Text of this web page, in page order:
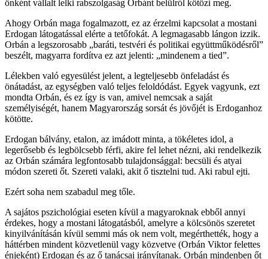
önként vállalt lelki rabszolgaság Orbánt belülről kötözi meg.
Ahogy Orbán maga fogalmazott, ez az érzelmi kapcsolat a mostani
Erdogan látogatással elérte a tetőfokát. A legmagasabb lángon izzik.
Orbán a legszorosabb „baráti, testvéri és politikai együttműködésről”
beszélt, magyarra fordítva ez azt jelenti: „mindenem a tied”.
Lélekben való egyesülést jelent, a legteljesebb önfeladást és
önátadást, az egységben való teljes feloldódást. Egyek vagyunk, ezt
mondta Orbán, és ez így is van, amivel nemcsak a saját
személyiségét, hanem Magyarország sorsát és jövőjét is Erdoganhoz
kötötte.
Erdogan bálvány, etalon, az imádott minta, a tökéletes idol, a
legerősebb és legbölcsebb férfi, akire fel lehet nézni, aki rendelkezik
az Orbán számára legfontosabb tulajdonsággal: becsüli és atyai
módon szereti őt. Szereti valaki, akit ő tisztelni tud. Aki rabul ejti.
Ezért soha nem szabadul meg tőle.
A sajátos pszichológiai eseten kívül a magyaroknak ebből annyi
érdekes, hogy a mostani látogatásból, amelyre a kölcsönös szeretet
kinyilvánításán kívül semmi más ok nem volt, megérthették, hogy a
háttérben mindent közvetlenül vagy közvetve (Orbán Viktor felettes
énjeként) Erdogan és az ő tanácsai irányítanak. Orbán mindenben őt